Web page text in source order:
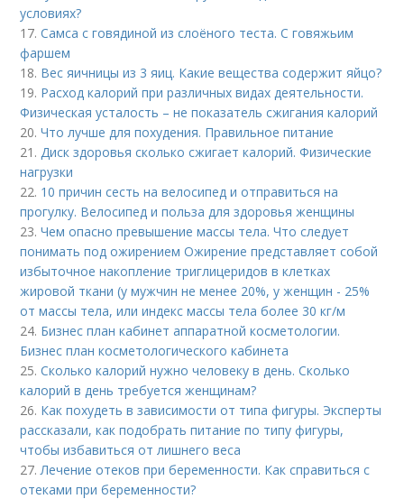
условиях?
17.Самса с говядиной из слоёного теста. С говяжьим
фаршем
18. Вес яичницы из 3 яиц. Какие вещества содержит яйцо?
19. Расход калорий при различных видах деятельности.
Физическая усталость – не показатель сжигания калорий
20.Что лучше для похудения. Правильное питание
21. Диск здоровья сколько сжигает калорий. Физические
нагрузки
22. 10 причин сесть на велосипед и отправиться на
прогулку. Велосипед и польза для здоровья женщины
23.Чем опасно превышение массы тела. Что следует
понимать под ожирением Ожирение представляет собой
избыточное накопление триглицеридов в клетках
жировой ткани (у мужчин не менее 20%, у женщин - 25%
от массы тела, или индекс массы тела более 30 кг/м
24. Бизнес план кабинет аппаратной косметологии.
Бизнес план косметологического кабинета
25.Сколько калорий нужно человеку в день. Сколько
калорий в день требуется женщинам?
26. Как похудеть в зависимости от типа фигуры. Эксперты
рассказали, как подобрать питание по типу фигуры,
чтобы избавиться от лишнего веса
27. Лечение отеков при беременности. Как справиться с
отеками при беременности?